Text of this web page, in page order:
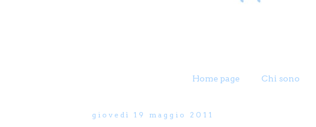
Home page Chi sono
giovedì 19 maggio 2011